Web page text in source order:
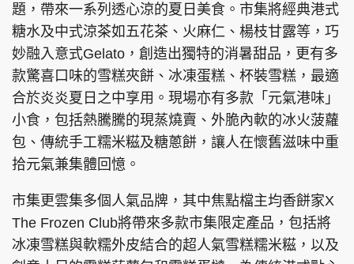
題，帶來一系列透心涼的夏日美食。市集將經典港式
糖水及中式涼茶如五花茶、火麻仁、楊枝甘露等，巧
妙融入意式Gelato，創造出獨特的消暑甜品，更有多
款驚喜口味的雪糕夾餅、冰凍蛋糕、杯裝雪糕，最適
合於炎炎夏日之中享用。現場亦有多款「元氣港味」
小食，包括熱騰騰的現蒸燒賣、外脆內軟的冰火菠蘿
包、傳統手工糯米糍及糖蔥餅，讓人在懷舊滋味中重
拾元氣兼集體回憶。
市集更雲集多個人氣品牌，其中焦點檔主均香餅家X
The Frozen Club將帶來多款市集限定產品，包括將
冰凍雪糕與軟糯外皮結合的超人氣雪糕糯米糍，以及